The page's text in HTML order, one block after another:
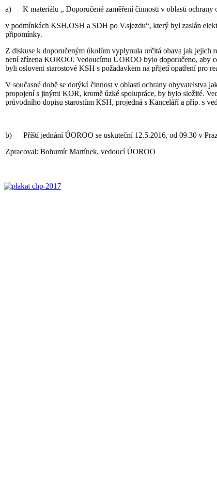
a) K materiálu „ Doporučené zaměření činnosti v oblasti ochrany
v podmínkách KSH,OSH a SDH po V.sjezdu“, který byl zaslán
připomínky.
Z diskuse k doporučeným úkolům vyplynula určitá obava jak jejich
není zřízena KOROO. Vedoucímu ÚOROO bylo doporučeno, aby
byli osloveni starostové KSH s požadavkem na přijetí opatření pro
V současné době se dotýká činnost v oblasti ochrany obyvatelstva
propojení s jinými KOR, kromě úzké spolupráce, by bylo složité.
průvodního dopisu starostům KSH, projedná s Kanceláří a příp. s
b) Příští jednání ÚOROO se uskuteční 12.5.2016, od 09.30 v
Zpracoval: Bohumír Martínek, vedoucí ÚOROO